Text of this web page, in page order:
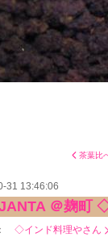
茶葉比
31 13:46:06
＠麹町
◇インド料理やさん